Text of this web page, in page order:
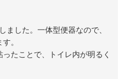
ました。一体型便器なので、
。
たことで、トイレ内が明るく